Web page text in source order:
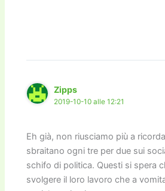
Zipps
2019-10-10 alle 12:21
Eh già, non riusciamo più a
sbraitano ogni tre per due sui
schifo di politica. Questi si spera
svolgere il loro lavoro che a